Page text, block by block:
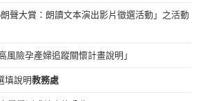
聲大賞：朗讀文本演出影片徵選活動」之活動
風險孕產婦追蹤關懷計畫說明」
填說明教務處